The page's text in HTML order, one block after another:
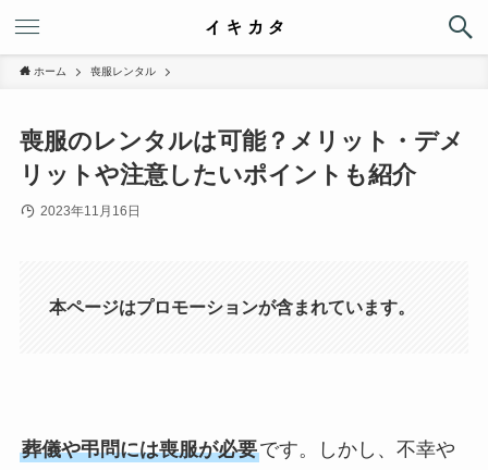
ホーム 喪服レンタル
喪服のレンタルは可能？メリット・デメ
リットや注意したいポイントも紹介
2023年11月16日
本ページはプロモーションが含まれています。
葬儀や弔問には喪服が必要です。しかし、不幸や